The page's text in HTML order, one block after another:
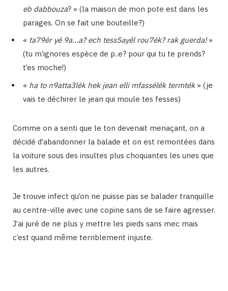
eb dabbouza? » (la maison de mon pote est dans les
parages. On se fait une bouteille?)
« ta79ér yé 9a…a? ech tess5ayél rou7ék? rak guerda!»
(tu m’ignores espèce de p..e? pour qui tu te prends?
t’es moche!)
« ha to n9atta3lék hek jean elli mfassélék termték» (je
vais te déchirer le jean qui moule tes fesses)
Comme on a senti que le ton devenait menaçant, on a
décidé d’abandonner la balade et on est remontées dans
la voiture sous des insultes plus choquantes les unes que
les autres.
Je trouve infect qu’on ne puisse pas se balader tranquille
au centre-ville avec une copine sans de se faire agresser.
J’ai juré de ne plus y mettre les pieds sans mec mais
c’est quand même terriblement injuste.